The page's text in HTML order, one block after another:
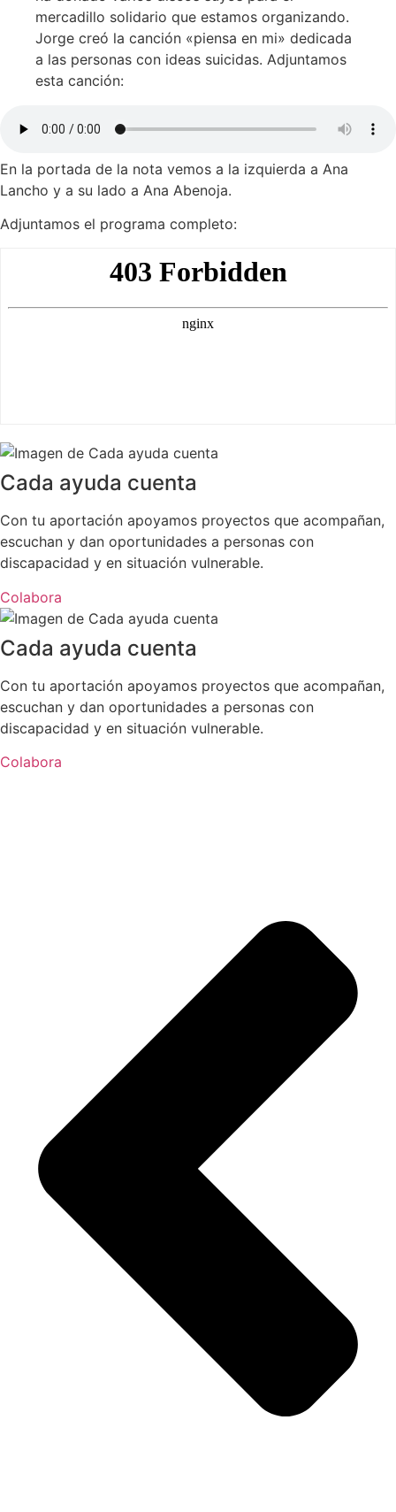
mercadillo solidario que estamos organizando.
Jorge creó la canción «piensa en mi» dedicada
a las personas con ideas suicidas. Adjuntamos
esta canción:
En la portada de la nota vemos a la izquierda a Ana
Lancho y a su lado a Ana Abenoja.
Adjuntamos el programa completo:
Cada ayuda cuenta
Con tu aportación apoyamos proyectos que acompañan,
escuchan y dan oportunidades a personas con
discapacidad y en situación vulnerable.
Colabora
Cada ayuda cuenta
Con tu aportación apoyamos proyectos que acompañan,
escuchan y dan oportunidades a personas con
discapacidad y en situación vulnerable.
Colabora